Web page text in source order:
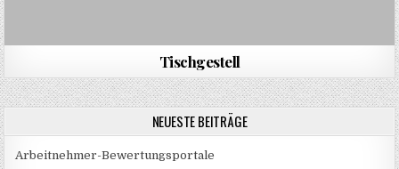
Tischgestell
NEUESTE BEITRÄGE
Arbeitnehmer-Bewertungsportale